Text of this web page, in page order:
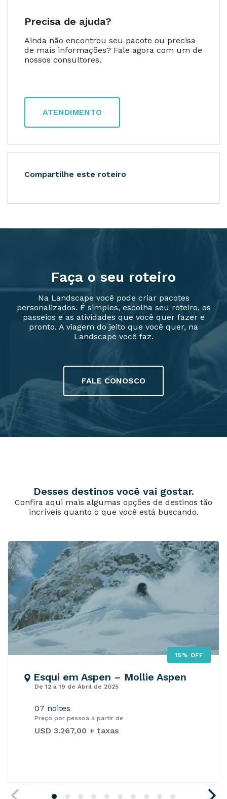
Precisa de ajuda?
Ainda não encontrou seu pacote ou precisa
de mais informações? Fale agora com um de
nossos consultores.
ATENDIMENTO
Compartilhe este roteiro
Faça o seu roteiro
Na Landscape você pode criar pacotes
personalizados. É simples, escolha seu roteiro, os
passeios e as atividades que você quer fazer e
pronto. A viagem do jeito que você quer, na
Landscape você faz.
FALE CONOSCO
Desses destinos você vai gostar.
Confira aqui mais algumas opções de destinos tão
incríveis quanto o que você está buscando.
15% OFF
Esqui em Aspen – Mollie Aspen
De 12 a 19 de Abril de 2025
07 noites
Preço por pessoa a partir de
USD 3.267,00 + taxas